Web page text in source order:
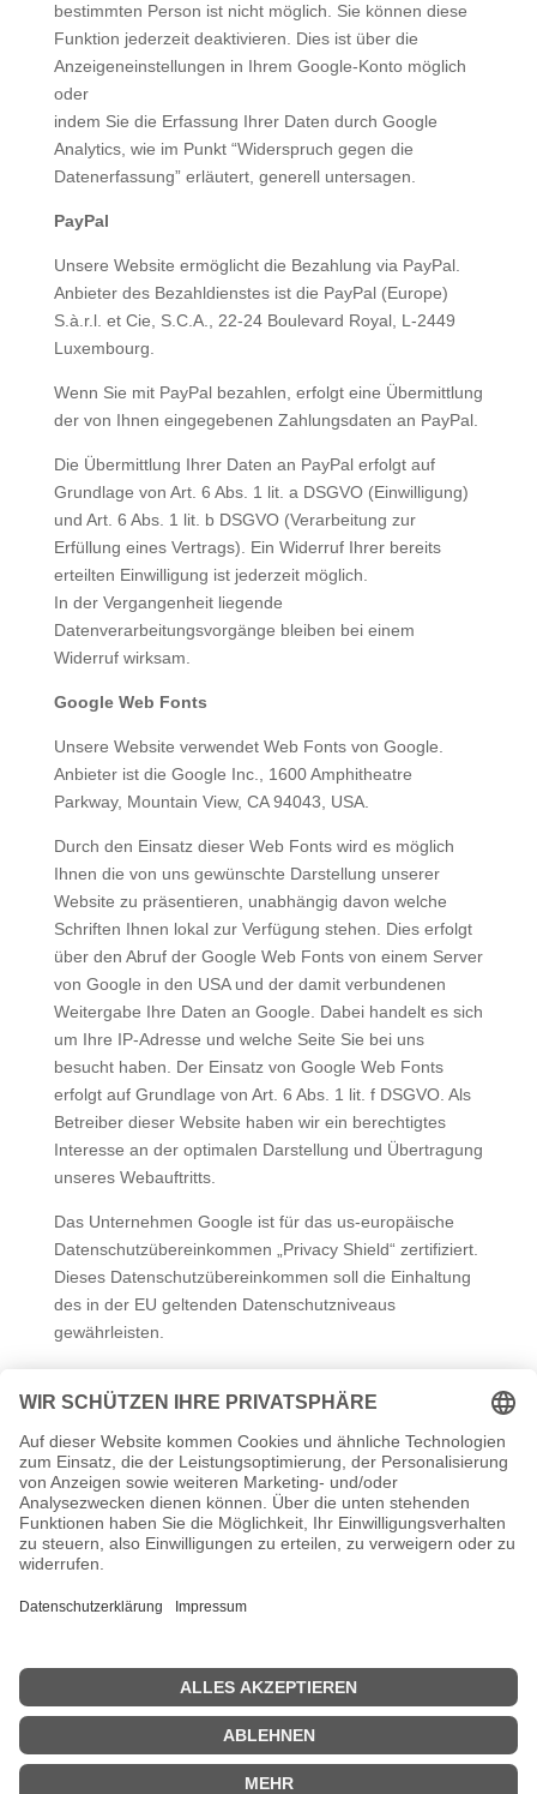
bestimmten Person ist nicht möglich. Sie können diese
Funktion jederzeit deaktivieren. Dies ist über die
Anzeigeneinstellungen in Ihrem Google-Konto möglich
oder
indem Sie die Erfassung Ihrer Daten durch Google
Analytics, wie im Punkt “Widerspruch gegen die
Datenerfassung” erläutert, generell untersagen.
PayPal
Unsere Website ermöglicht die Bezahlung via PayPal.
Anbieter des Bezahldienstes ist die PayPal (Europe)
S.à.r.l. et Cie, S.C.A., 22-24 Boulevard Royal, L-2449
Luxembourg.
Wenn Sie mit PayPal bezahlen, erfolgt eine Übermittlung
der von Ihnen eingegebenen Zahlungsdaten an PayPal.
Die Übermittlung Ihrer Daten an PayPal erfolgt auf
Grundlage von Art. 6 Abs. 1 lit. a DSGVO (Einwilligung)
und Art. 6 Abs. 1 lit. b DSGVO (Verarbeitung zur
Erfüllung eines Vertrags). Ein Widerruf Ihrer bereits
erteilten Einwilligung ist jederzeit möglich.
In der Vergangenheit liegende
Datenverarbeitungsvorgänge bleiben bei einem
Widerruf wirksam.
Google Web Fonts
Unsere Website verwendet Web Fonts von Google.
Anbieter ist die Google Inc., 1600 Amphitheatre
Parkway, Mountain View, CA 94043, USA.
Durch den Einsatz dieser Web Fonts wird es möglich
Ihnen die von uns gewünschte Darstellung unserer
Website zu präsentieren, unabhängig davon welche
Schriften Ihnen lokal zur Verfügung stehen. Dies erfolgt
über den Abruf der Google Web Fonts von einem Server
von Google in den USA und der damit verbundenen
Weitergabe Ihre Daten an Google. Dabei handelt es sich
um Ihre IP-Adresse und welche Seite Sie bei uns
besucht haben. Der Einsatz von Google Web Fonts
erfolgt auf Grundlage von Art. 6 Abs. 1 lit. f DSGVO. Als
Betreiber dieser Website haben wir ein berechtigtes
Interesse an der optimalen Darstellung und Übertragung
unseres Webauftritts.
Das Unternehmen Google ist für das us-europäische
Datenschutzübereinkommen „Privacy Shield“ zertifiziert.
Dieses Datenschutzübereinkommen soll die Einhaltung
des in der EU geltenden Datenschutzniveaus
gewährleisten.
https://www.google.com/fonts#AboutPlace:about
weitere Informationen in den Datenschutzbestimmungen
von Google:
https://policies.google.com/privacy/partners?hl=de
Quelle: Datenschutz-Konfigurator vonmein-
datenschutzbeauftragter.de